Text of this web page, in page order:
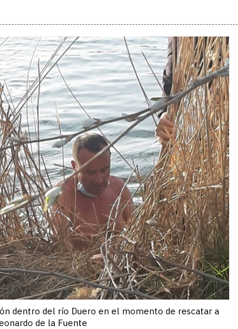
dentro del río Duero en el momento de rescatar a
de la Fuente